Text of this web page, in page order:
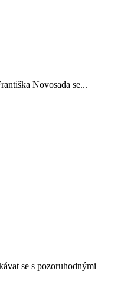
Novosada se...
se s pozoruhodnými